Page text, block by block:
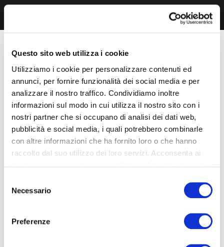
Questo sito web utilizza i cookie
Utilizziamo i cookie per personalizzare contenuti ed
annunci, per fornire funzionalità dei social media e per
analizzare il nostro traffico. Condividiamo inoltre
informazioni sul modo in cui utilizza il nostro sito con i
nostri partner che si occupano di analisi dei dati web,
pubblicità e social media, i quali potrebbero combinarle
con altre informazioni che ha fornito loro o che hanno
raccolto dal suo utilizzo dei loro servizi. Acconsenta ai
delNecessario
Preferenze